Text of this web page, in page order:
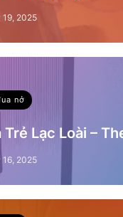
19, 2025
nở
Lạc Loài –
16, 2025